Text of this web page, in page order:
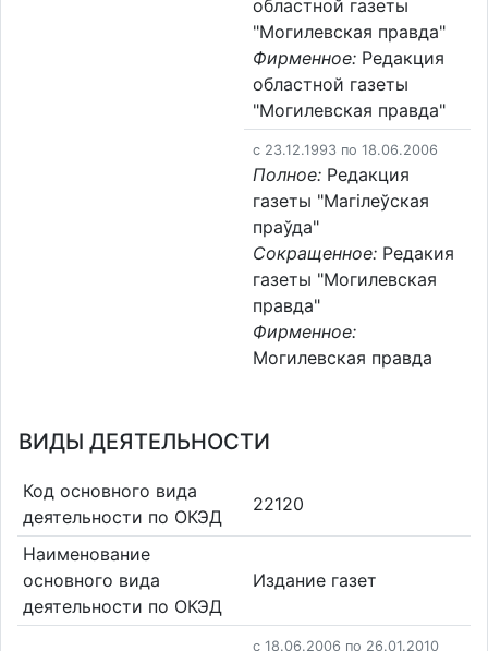
областной газеты
"Могилевская правда"
Фирменное: Редакция
областной газеты
"Могилевская правда"
c 23.12.1993 по 18.06.2006
Полное: Редакция
газеты "Магілеўская
праўда"
Сокращенное: Редакия
газеты "Могилевская
правда"
Фирменное:
Могилевская правда
ВИДЫ ДЕЯТЕЛЬНОСТИ
Код основного вида
деятельности по ОКЭД
22120
Наименование
основного вида
деятельности по ОКЭД
Издание газет
c 18.06.2006 по 26.01.2010